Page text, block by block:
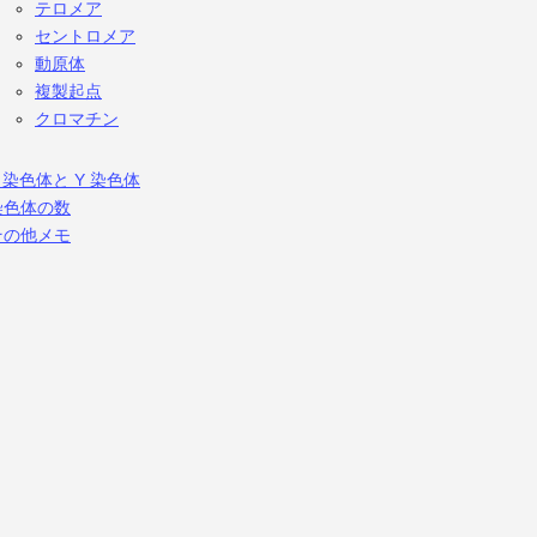
テロメア
セントロメア
動原体
複製起点
クロマチン
色体と Y 染色体
色体の数
の他メモ